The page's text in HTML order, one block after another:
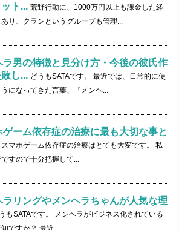
ト... 荒野行動に、1000万円以上も課金した経
り、クランというグループも管理...
ラ男の特徴と見分け方・今後の彼氏作
し... どうもSATAです。 最近では、日常的に使
になってきた言葉、『メンヘ...
ゲーム依存症の治療に最も大切な事と
スマホゲーム依存症の治療はとても大変です。 私
すので十分把握して...
ラリングやメンヘラちゃんが人気な理
もSATAです。 メンヘラがビジネス化されている
ですか？ 最近...